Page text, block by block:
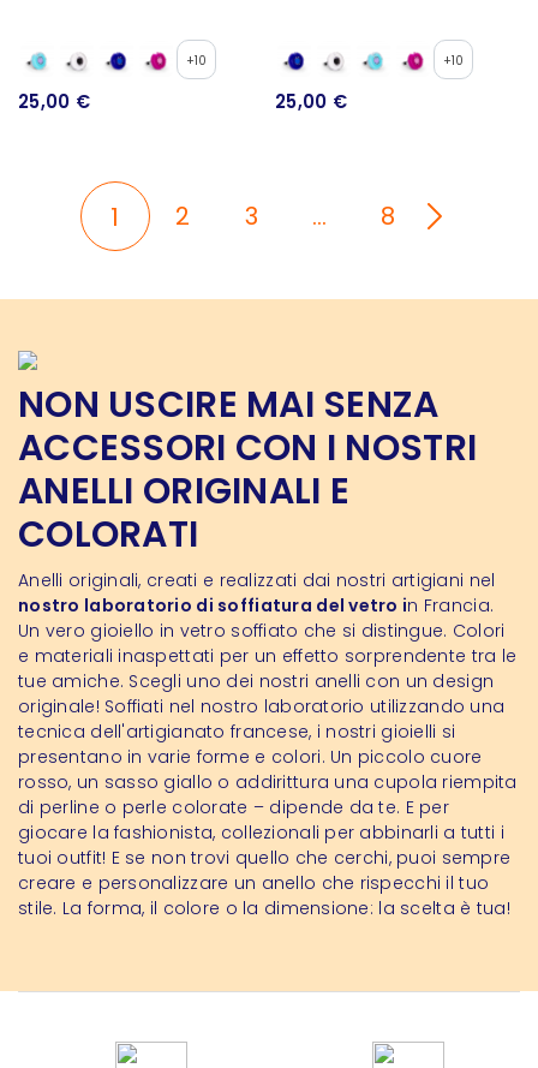
+10
25,00 €
+10
25,00 €
1 2 3 … 8
NON USCIRE MAI SENZA
ACCESSORI CON I NOSTRI
ANELLI ORIGINALI E
COLORATI
Anelli originali, creati e realizzati dai nostri artigiani nel
nostro laboratorio di soffiatura del vetro in Francia.
Un vero gioiello in vetro soffiato che si distingue. Colori
e materiali inaspettati per un effetto sorprendente tra le
tue amiche. Scegli uno dei nostri anelli con un design
originale! Soffiati nel nostro laboratorio utilizzando una
tecnica dell'artigianato francese, i nostri gioielli si
presentano in varie forme e colori. Un piccolo cuore
rosso, un sasso giallo o addirittura una cupola riempita
di perline o perle colorate – dipende da te. E per
giocare la fashionista, collezionali per abbinarli a tutti i
tuoi outfit! E se non trovi quello che cerchi, puoi sempre
creare e personalizzare un anello che rispecchi il tuo
stile. La forma, il colore o la dimensione: la scelta è tua!